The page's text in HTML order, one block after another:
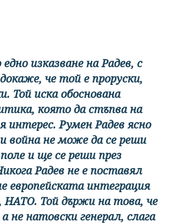
изказване на Радев, с
че той е проруски,
Той иска обоснована
която да стъпва на
интерес. Румен Радев ясно
война не може да се реши
и ще се реши през
Радев не е поставял
европейската интеграция
НАТО. Той държи на това, че
а не натовски генерал, слага